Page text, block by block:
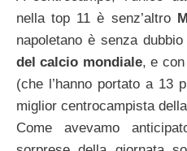
nella top 11 è senz’altro
napoletano è senza
del calcio mondiale, e
(che l’hanno portato a 13
miglior centrocampista
Come avevamo